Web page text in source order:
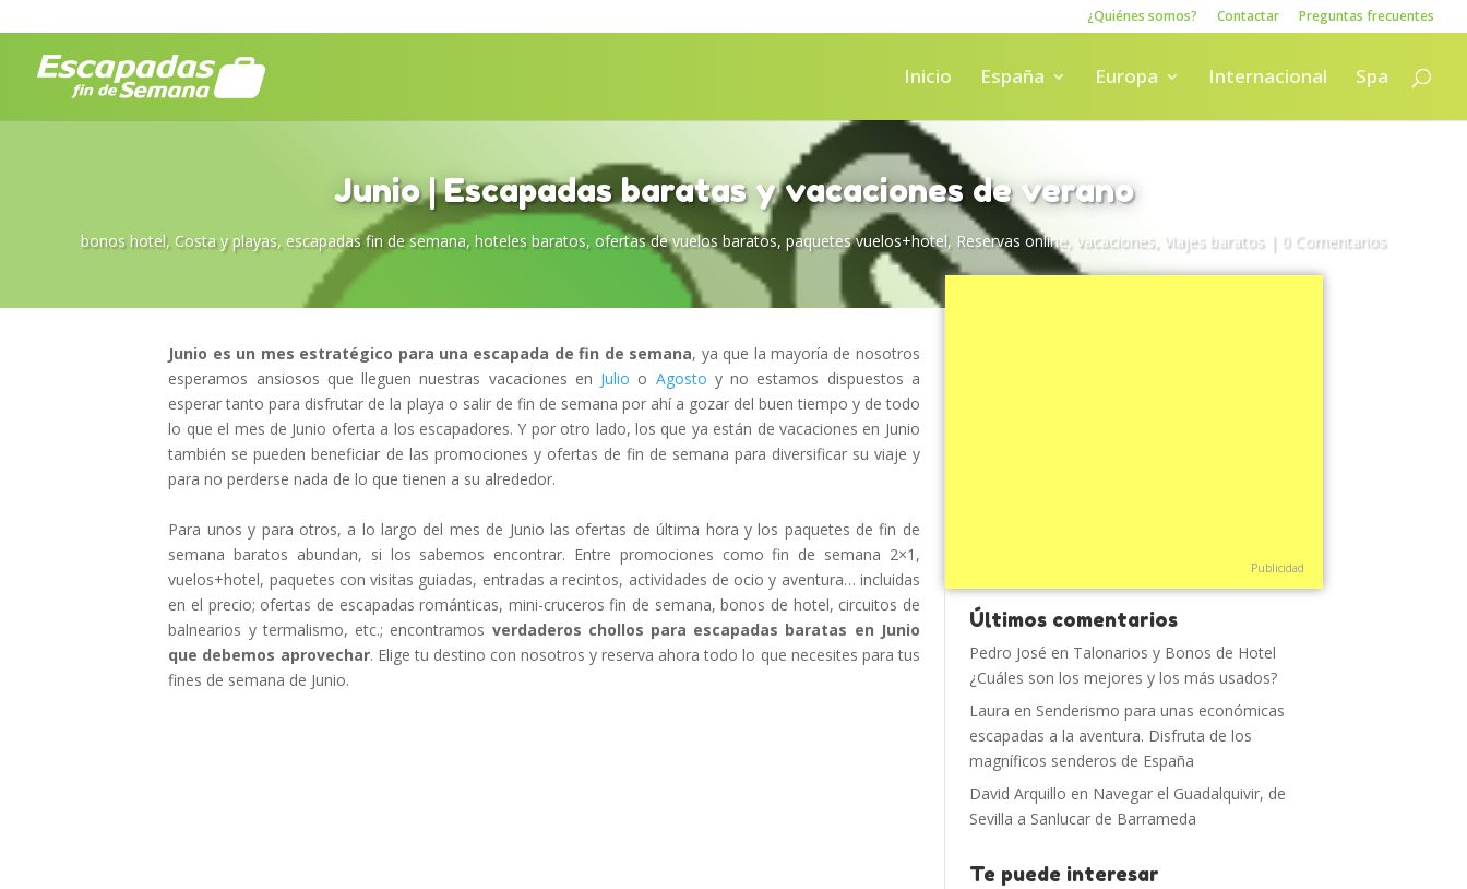
¿Quiénes somos? Contactar Preguntas frecuentes
Inicio España Europa Internacional Spa
Junio | Escapadas baratas y vacaciones de verano
bonos hotel, Costa y playas, escapadas fin de semana, hoteles baratos, ofertas de vuelos baratos, paquetes vuelos+hotel, Reservas online, vacaciones, Viajes baratos| 0 Comentarios
Junio es un mes estratégico para una escapada de fin de semana, ya que la mayoría de nosotros
esperamos ansiosos que lleguen nuestras vacaciones en Julio o Agosto y no estamos dispuestos a
esperar tanto para disfrutar de la playa o salir de fin de semana por ahí a gozar del buen tiempo y de todo
lo que el mes de Junio oferta a los escapadores. Y por otro lado, los que ya están de vacaciones en Junio
también se pueden beneficiar de las promociones y ofertas de fin de semana para diversificar su viaje y
para no perderse nada de lo que tienen a su alrededor.
Para unos y para otros, a lo largo del mes de Junio las ofertas de última hora y los paquetes de fin de
semana baratos abundan, si los sabemos encontrar. Entre promociones como fin de semana 2×1,
vuelos+hotel, paquetes con visitas guiadas, entradas a recintos, actividades de ocio y aventura… incluidas
en el precio; ofertas de escapadas románticas, mini-cruceros fin de semana, bonos de hotel, circuitos de
balnearios y termalismo, etc.; encontramos verdaderos chollos para escapadas baratas en Junio
que debemos aprovechar. Elige tu destino con nosotros y reserva ahora todo lo que necesites para tus
fines de semana de Junio.
Publicidad
Últimos comentarios
Pedro José en Talonarios y Bonos de Hotel
¿Cuáles son los mejores y los más usados?
Laura en Senderismo para unas económicas
escapadas a la aventura. Disfruta de los
magníficos senderos de España
David Arquillo en Navegar el Guadalquivir, de
Sevilla a Sanlucar de Barrameda
Te puede interesar